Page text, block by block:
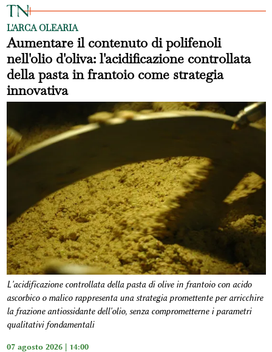
L'ARCA OLEARIA
Aumentare il contenuto di polifenoli
nell'olio d'oliva: l'acidificazione controllata
della pasta in frantoio come strategia
innovativa
L'acidificazione controllata della pasta di olive in frantoio con acido
ascorbico o malico rappresenta una strategia promettente per arricchire
la frazione antiossidante dell'olio, senza comprometterne i parametri
qualitativi fondamentali
07 agosto 2026 | 14:00